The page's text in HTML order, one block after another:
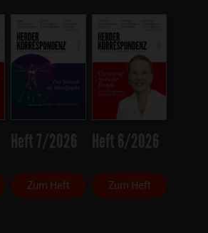
Heft 7/2026
Zum Heft
Heft 6/2026
Zum Heft